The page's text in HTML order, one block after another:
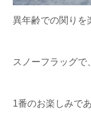
異年齢での関りを
スノーフラッグで
1番のお楽しみで